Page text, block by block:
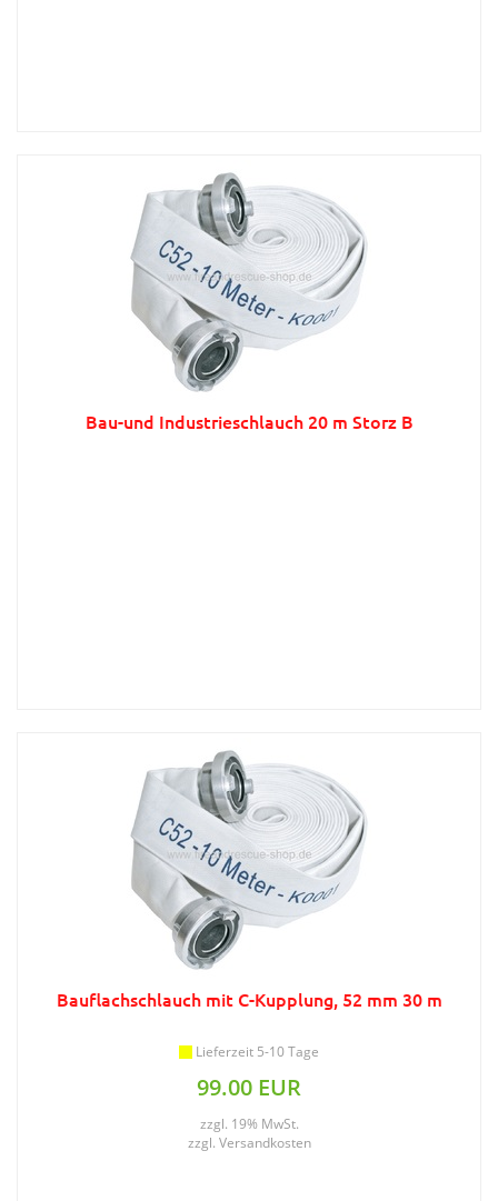
Bau-und Industrieschlauch 20 m Storz B
Bauflachschlauch mit C-Kupplung, 52 mm 30 m
Lieferzeit 5-10 Tage
99.00 EUR
zzgl. 19% MwSt.
zzgl. Versandkosten